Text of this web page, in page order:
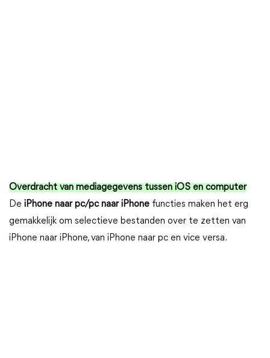
Overdracht van mediagegevens tussen iOS en computer
De iPhone naar pc/pc naar iPhone functies maken het erg
gemakkelijk om selectieve bestanden over te zetten van
iPhone naar iPhone, van iPhone naar pc en vice versa.